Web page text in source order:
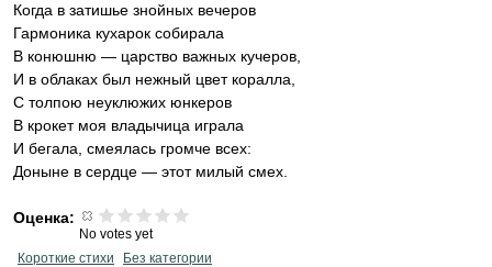
Когда в затишье знойных вечеров
Гармоника кухарок собирала
В конюшню — царство важных кучеров,
И в облаках был нежный цвет коралла,
С толпою неуклюжих юнкеров
В крокет моя владычица играла
И бегала, смеялась громче всех:
Доныне в сердце — этот милый смех.
Оценка:
No votes yet
Короткие стихи
Без категории